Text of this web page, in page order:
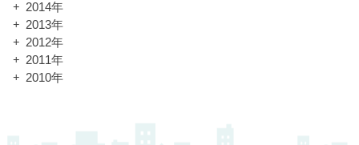
2014年
2013年
2012年
2011年
2010年